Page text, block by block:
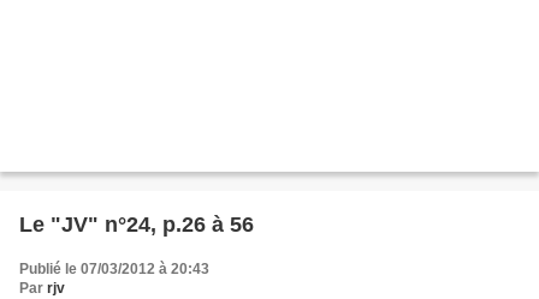
Le "JV" n°24, p.26 à 56
Publié le 07/03/2012 à 20:43
Par rjv